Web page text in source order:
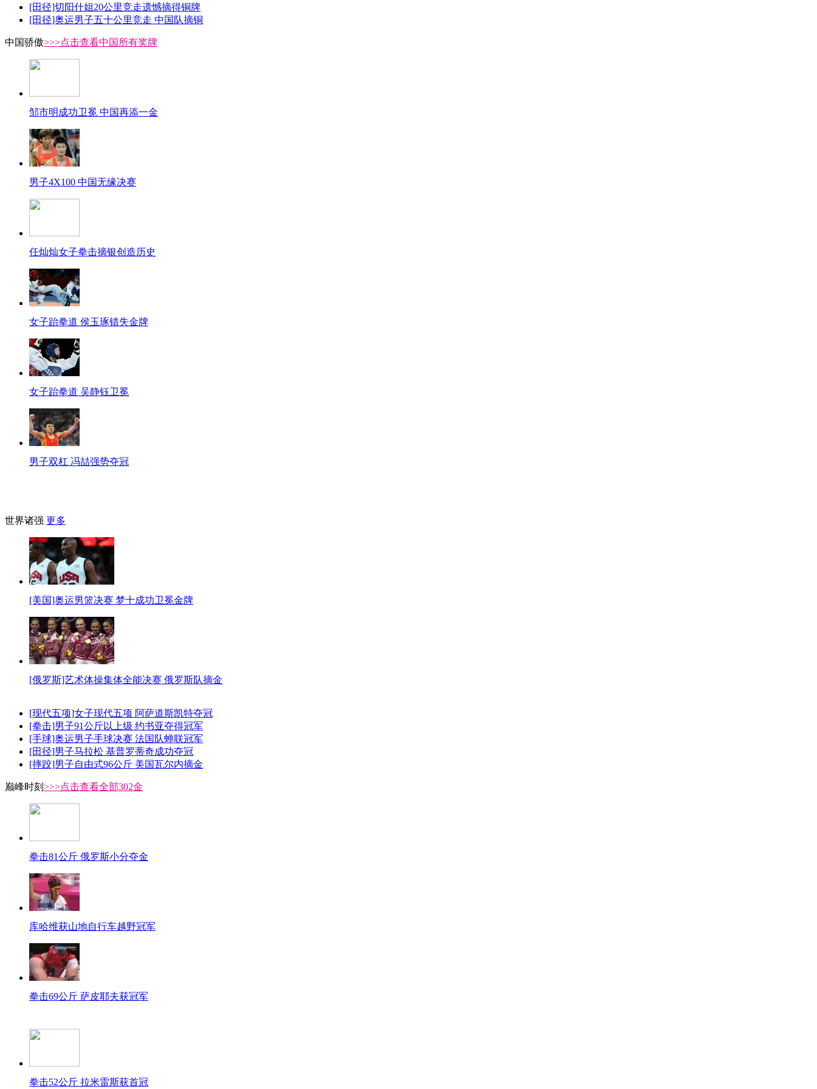
[田径]切阳什姐20公里竞走遗憾摘得铜牌
[田径]奥运男子五十公里竞走 中国队摘铜
中国骄傲>>>点击查看中国所有奖牌
邹市明成功卫冕 中国再添一金
男子4X100 中国无缘决赛
任灿灿女子拳击摘银创造历史
女子跆拳道 侯玉琢错失金牌
女子跆拳道 吴静钰卫冕
男子双杠 冯喆强势夺冠
世界诸强 更多
[美国]奥运男篮决赛 梦十成功卫冕金牌
[俄罗斯]艺术体操集体全能决赛 俄罗斯队摘金
[现代五项]女子现代五项 阿萨道斯凯特夺冠
[拳击]男子91公斤以上级 约书亚夺得冠军
[手球]奥运男子手球决赛 法国队蝉联冠军
[田径]男子马拉松 基普罗蒂奇成功夺冠
[摔跤]男子自由式96公斤 美国瓦尔内摘金
巅峰时刻 >>>点击查看全部302金
拳击81公斤 俄罗斯小分夺金
库哈维获山地自行车越野冠军
拳击69公斤 萨皮耶夫获冠军
拳击52公斤 拉米雷斯获首冠